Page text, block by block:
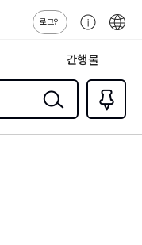
로그인
센
간행물
검색
즐겨찾
기0